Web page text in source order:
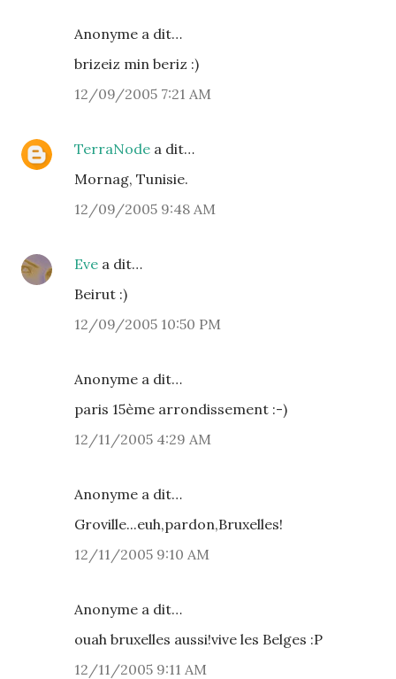
Anonyme a dit…
brizeiz min beriz :)
12/09/2005 7:21 AM
TerraNode a dit…
Mornag, Tunisie.
12/09/2005 9:48 AM
Eve a dit…
Beirut :)
12/09/2005 10:50 PM
Anonyme a dit…
paris 15ème arrondissement :-)
12/11/2005 4:29 AM
Anonyme a dit…
Groville...euh,pardon,Bruxelles!
12/11/2005 9:10 AM
Anonyme a dit…
ouah bruxelles aussi!vive les Belges :P
12/11/2005 9:11 AM